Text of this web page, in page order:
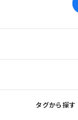
タグから探す